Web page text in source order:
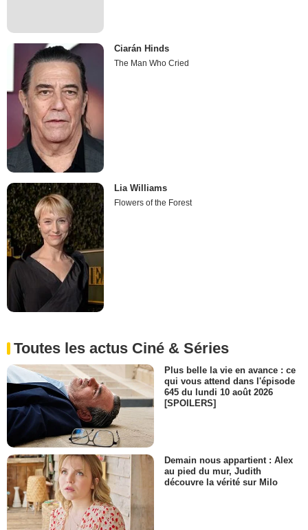
Ciarán Hinds
The Man Who Cried
Lia Williams
Flowers of the Forest
Toutes les actus Ciné & Séries
Plus belle la vie en avance : ce
qui vous attend dans l'épisode
645 du lundi 10 août 2026
[SPOILERS]
Demain nous appartient : Alex
au pied du mur, Judith
découvre la vérité sur Milo